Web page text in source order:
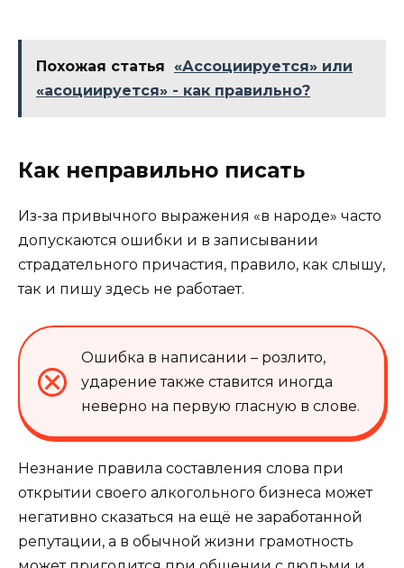
Похожая статья
«Ассоциируется» или
«асоциируется» - как правильно?
Как неправильно писать
Из-за привычного выражения «в народе» часто
допускаются ошибки и в записывании
страдательного причастия, правило, как слышу,
так и пишу здесь не работает.
Ошибка в написании – розлито,
ударение также ставится иногда
неверно на первую гласную в слове.
Незнание правила составления слова при
открытии своего алкогольного бизнеса может
негативно сказаться на ещё не заработанной
репутации, а в обычной жизни грамотность